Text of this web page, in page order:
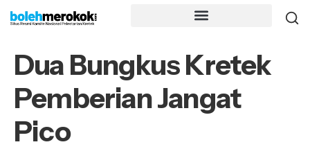
Dua Bungkus Kretek
Pemberian Jangat
Pico